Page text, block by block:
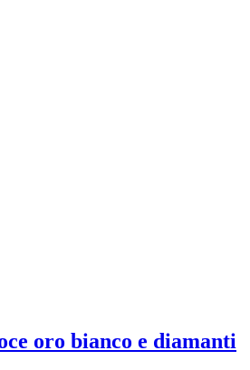
oro bianco e diamanti